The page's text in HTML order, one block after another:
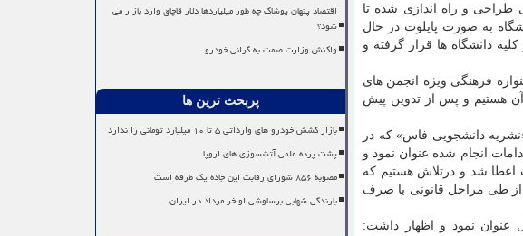
طراحی و راه اندازی شده تا
به صورت پایلوت در حال
دانشگاه ها قرار گرفته و
فرهنگی ویژه انجمن های
آن هستیم و پس از تدوین پیش
دانشجویی فاس» که در
انجام شده عنوان نمود و
اعطا شد و درتلاش هستیم که
طی مراحل قانونی با صرف
عنوان نمود و اظهار داشت:
اقتصاد پنهان پوشاک چه طور میلیاردها دلار قاچاق وارد بازار می
شود؟
واکنش وزارت صمت به گرانی خودرو
پربحث ترین ها
بازار کشش خودرو های وارداتی ۵ تا ۱۰ میلیارد تومانی را ندارد
پشت پرده علمی آتشسوزی های اروپا
مصوبه ۸۵۶ شورای رقابت این جاده یک طرفه است
بارندگی شهابی برساوشی اواخر مرداد در ایران